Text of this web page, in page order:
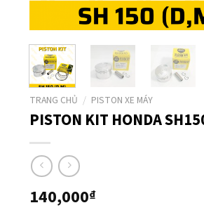
TRANG CHỦ / PISTON XE MÁY
PISTON KIT HONDA
140,000₫